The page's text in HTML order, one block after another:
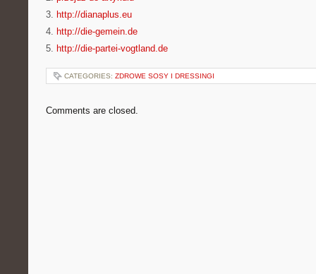
3. http://dianaplus.eu
4. http://die-gemein.de
5. http://die-partei-vogtland.de
CATEGORIES: ZDROWE SOSY I DRESSINGI
Comments are closed.